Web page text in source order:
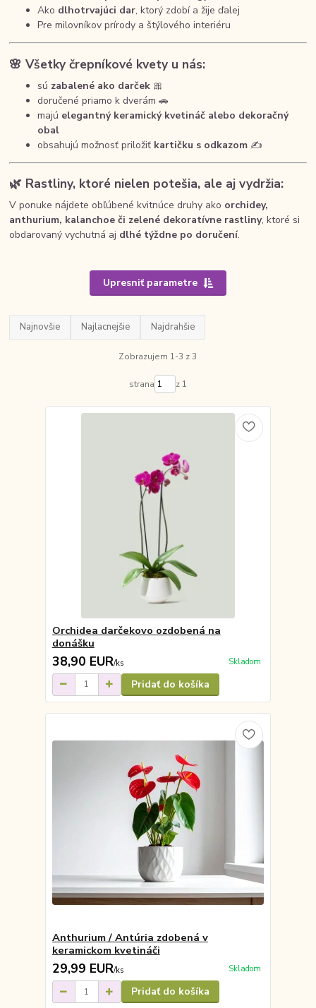
Ako dlhotrvajúci dar, ktorý zdobí a žije ďalej
Pre milovníkov prírody a štýlového interiéru
🌸 Všetky črepníkové kvety u nás:
sú zabalené ako darček 🎀
doručené priamo k dverám 🚗
majú elegantný keramický kvetináč alebo dekoračný
obal
obsahujú možnosť priložiť kartičku s odkazom ✍️
🌿 Rastliny, ktoré nielen potešia, ale aj vydržia:
V ponuke nájdete obľúbené kvitnúce druhy ako orchidey,
anthurium, kalanchoe či zelené dekoratívne rastliny, ktoré si
obdarovaný vychutná aj dlhé týždne po doručení.
Upresniť parametre
Najnovšie Najlacnejšie Najdrahšie
Zobrazujem 1-3 z 3
strana z 1
Orchidea darčekovo ozdobená na
donášku
38,90 EUR/ks Skladom
Pridať do košíka
Anthurium / Antúria zdobená v
keramickom kvetináči
29,99 EUR/ks Skladom
Pridať do košíka